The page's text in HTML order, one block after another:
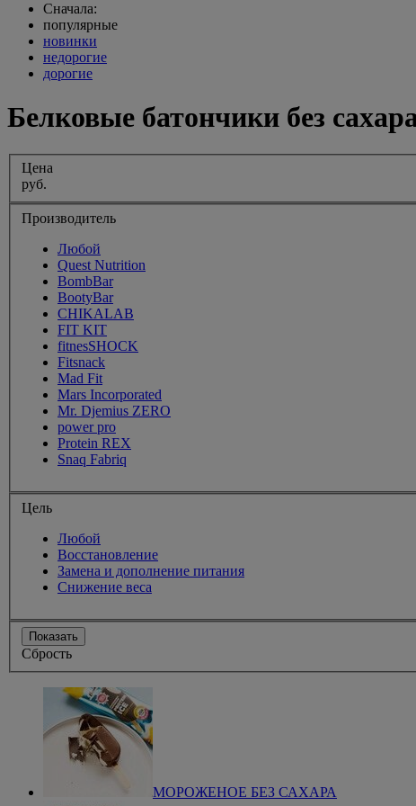
Сначала:
популярные
новинки
недорогие
дорогие
Белковые батончики без
Цена
руб.
Производитель
Любой
Quest Nutrition
BombBar
BootyBar
CHIKALAB
FIT KIT
fitnesSHOCK
Fitsnack
Mad Fit
Mars Incorporated
Mr. Djemius ZERO
power pro
Protein REX
Snaq Fabriq
Цель
Любой
Восстановление
Замена и дополнение питания
Снижение веса
Показать
Сбрость
МОРОЖЕНОЕ БЕЗ САХАРА